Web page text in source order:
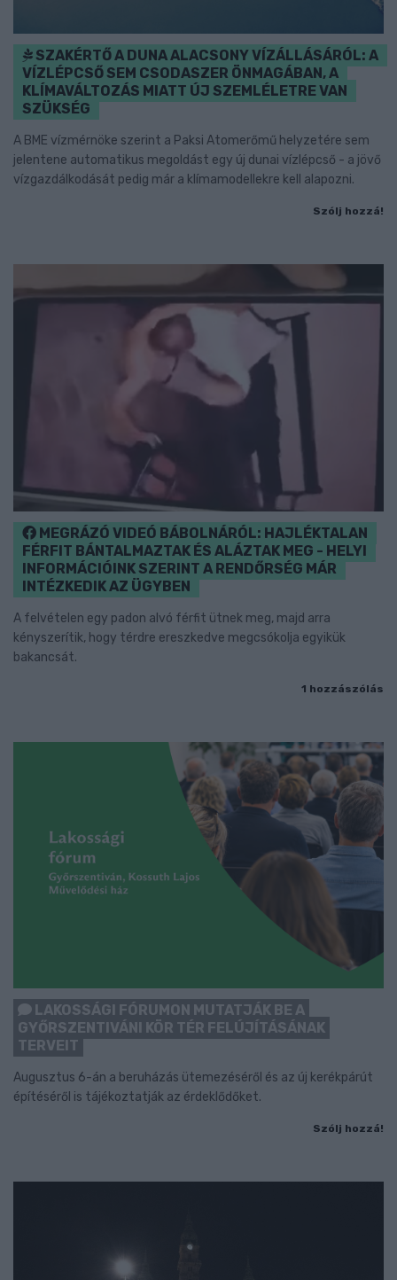
SZAKÉRTŐ A DUNA ALACSONY VÍZÁLLÁSÁRÓL: A
VÍZLÉPCSŐ SEM CSODASZER ÖNMAGÁBAN, A
KLÍMAVÁLTOZÁS MIATT ÚJ SZEMLÉLETRE VAN
SZÜKSÉG
A BME vízmérnöke szerint a Paksi Atomerőmű helyzetére sem
jelentene automatikus megoldást egy új dunai vízlépcső - a jövő
vízgazdálkodását pedig már a klímamodellekre kell alapozni.
Szólj hozzá!
MEGRÁZÓ VIDEÓ BÁBOLNÁRÓL: HAJLÉKTALAN
FÉRFIT BÁNTALMAZTAK ÉS ALÁZTAK MEG - HELYI
INFORMÁCIÓINK SZERINT A RENDŐRSÉG MÁR
INTÉZKEDIK AZ ÜGYBEN
A felvételen egy padon alvó férfit ütnek meg, majd arra
kényszerítik, hogy térdre ereszkedve megcsókolja egyikük
bakancsát.
1 hozzászólás
LAKOSSÁGI FÓRUMON MUTATJÁK BE A
GYŐRSZENTIVÁNI KÖR TÉR FELÚJÍTÁSÁNAK
TERVEIT
Augusztus 6-án a beruházás ütemezéséről és az új kerékpárút
építéséről is tájékoztatják az érdeklődőket.
Szólj hozzá!